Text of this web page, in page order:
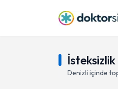
İsteksizlik
Denizli içinde